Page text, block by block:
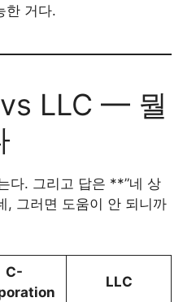
한 거다.
LLC — 뭘
다. 그리고 답은 **”네 상
, 그러면 도움이 안 되니까
C-
LLC